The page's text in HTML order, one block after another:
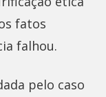
fatos
falhou.
pelo caso